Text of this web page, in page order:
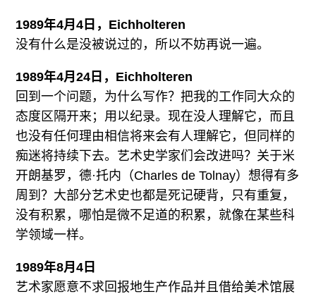
1989年4月4日，Eichholteren
没有什么是没被说过的，所以不妨再说一遍。
1989年4月24日，Eichholteren
回到一个问题，为什么写作？把我的工作同大众的
态度区隔开来；用以纪录。现在没人理解它，而且
也没有任何理由相信将来会有人理解它，但同样的
痴迷将持续下去。艺术史学家们会改进吗？关于米
开朗基罗，德·托内（Charles de Tolnay）想得有多
周到？大部分艺术史也都是死记硬背，只有重复，
没有积累，哪怕是微不足道的积累，就像在某些科
学领域一样。
1989年8月4日
艺术家愿意不求回报地生产作品并且借给美术馆展